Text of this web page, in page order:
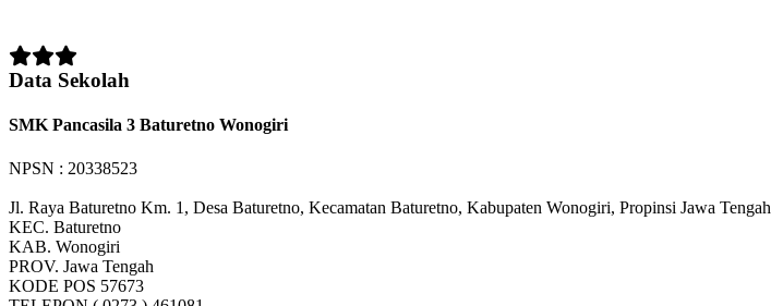
Data Sekolah
SMK Pancasila 3 Baturetno Wonogiri
NPSN : 20338523
Jl. Raya Baturetno Km. 1, Desa Baturetno, Kecamatan Baturetno, Kabupaten Wonogiri, Propinsi Jawa Tengah
KEC. Baturetno
KAB. Wonogiri
PROV. Jawa Tengah
KODE POS 57673